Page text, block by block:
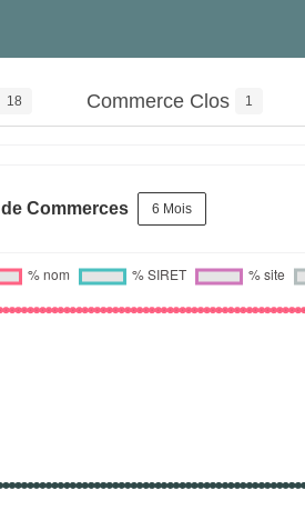
18 Commerce Clos 1
Commerces 6 Mois